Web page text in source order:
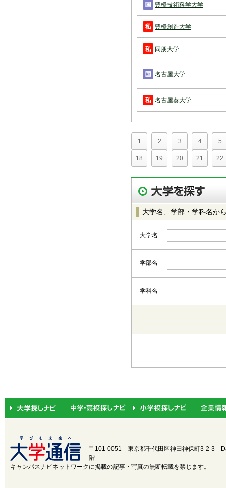
豊橋技術科学大学
豊橋創造大学
同朋大学
名古屋大学
名古屋葵大学
1 2 3 4 5
18 19 20 21 22
大学名、学部・学科名か
大学名
学部名
学科名
中国 鳥取
〒101-0051 東京都千代田区神田神保町3-2-3
階
キャンパスナビネットワークに掲載の記事・写真の無断転載を禁じます。